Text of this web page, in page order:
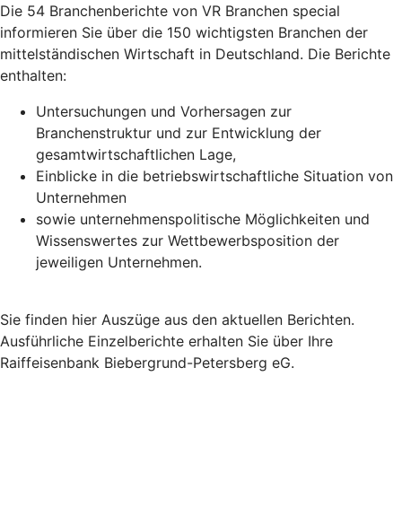
Die 54 Branchenberichte von VR Branchen special
informieren Sie über die 150 wichtigsten Branchen der
mittelständischen Wirtschaft in Deutschland. Die Berichte
enthalten:
Untersuchungen und Vorhersagen zur
Branchenstruktur und zur Entwicklung der
gesamtwirtschaftlichen Lage,
Einblicke in die betriebswirtschaftliche Situation von
Unternehmen
sowie unternehmenspolitische Möglichkeiten und
Wissenswertes zur Wettbewerbsposition der
jeweiligen Unternehmen.
Sie finden hier Auszüge aus den aktuellen Berichten.
Ausführliche Einzelberichte erhalten Sie über Ihre
Raiffeisenbank Biebergrund-Petersberg eG.